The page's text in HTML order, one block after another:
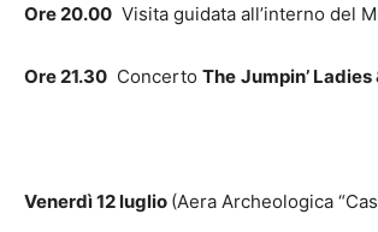
Ore 20.00 Visita guidata all’interno del
Ore 21.30 Concerto The Jumpin’
Venerdì 12 luglio (Aera Archeologica